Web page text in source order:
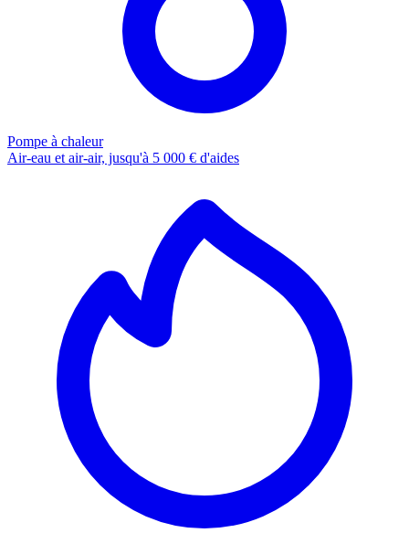
Pompe à chaleur
Air-eau et air-air, jusqu'à 5 000 € d'aides